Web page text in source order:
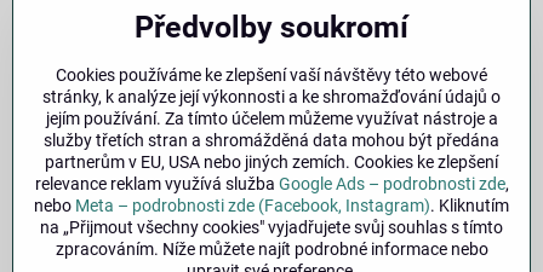
Zásady zpracování osobních údajů
Jak chráníme a zpracováváme vaše osobní údaje.
Informace o cookies
Informace o používaných cookies a zpracování údajů na webu.
Právo na odstoupení – 14denní vrácení
Postup a podmínky odstoupení od nákupu.
Impresum
Údaje o provozovateli a právní informace.
Bezpečnost
Předvolby soukromí
Cookies používáme ke zlepšení vaší návštěvy této webové
stránky, k analýze její výkonnosti a ke shromažďování údajů o
jejím používání. Za tímto účelem můžeme využívat nástroje a
služby třetích stran a shromážděná data mohou být předána
partnerům v EU, USA nebo jiných zemích. Cookies ke zlepšení
relevance reklam využívá služba Google Ads – podrobnosti zde,
nebo Meta – podrobnosti zde (Facebook, Instagram). Kliknutím
na „Přijmout všechny cookies" vyjadřujete svůj souhlas s tímto
zpracováním. Níže můžete najít podrobné informace nebo